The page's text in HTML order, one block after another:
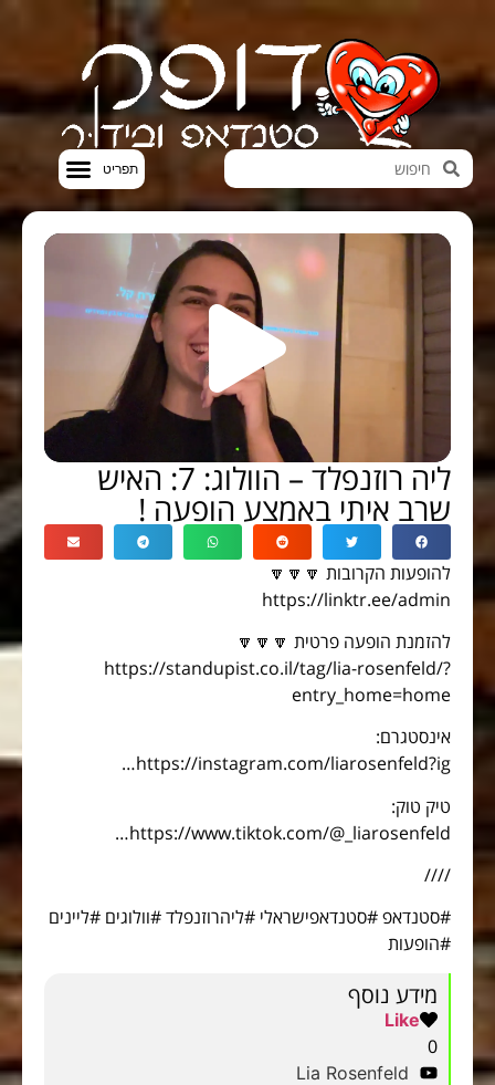
ליה רוזנפלד – הוולוג: 7: האיש
שרב איתי באמצע הופעה !
להופעות הקרובות 🔽🔽🔽
https://linktr.ee/admin
להזמנת הופעה פרטית 🔽🔽🔽
https://standupist.co.il/tag/lia-rosenfeld/?
entry_home=home
אינסטגרם:
https://instagram.com/liarosenfeld?ig…
טיק טוק:
https://www.tiktok.com/@_liarosenfeld…
////
#סטנדאפ #סטנדאפישראלי #ליהרוזנפלד #וולוגים #ליינים
#הופעות
מידע נוסף
Like
0
Lia Rosenfeld